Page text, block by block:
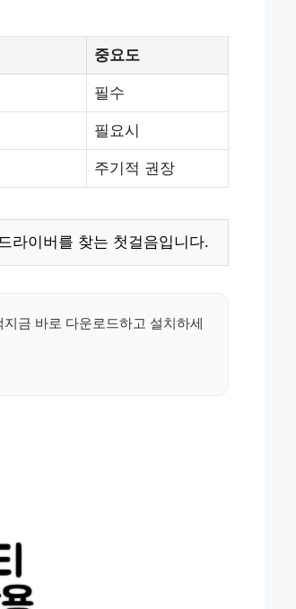
중요도
필수
필요시
주기적 권장
라이버를 찾는 첫걸음입니다.
금 바로 다운로드하고 설치하세